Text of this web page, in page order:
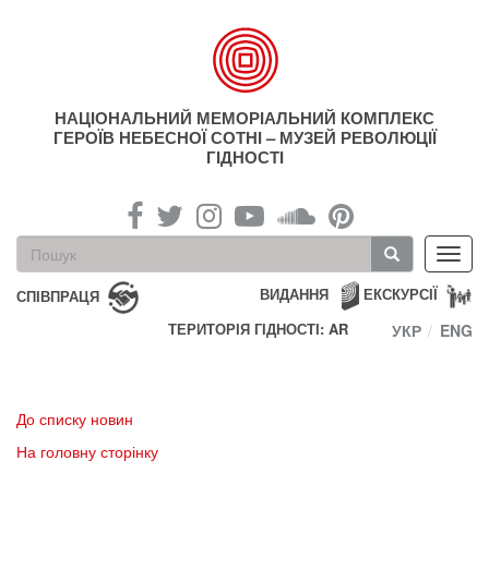
НАЦІОНАЛЬНИЙ МЕМОРІАЛЬНИЙ КОМПЛЕКС
ГЕРОЇВ НЕБЕСНОЇ СОТНІ – МУЗЕЙ РЕВОЛЮЦІЇ
ГІДНОСТІ
Пошукова
форма
Пошук
СПІВПРАЦЯ ЕКСКУРСІЇ
ВИДАННЯ
ТЕРИТОРІЯ ГІДНОСТІ: AR
УКР ENG
До списку новин
На головну сторінку